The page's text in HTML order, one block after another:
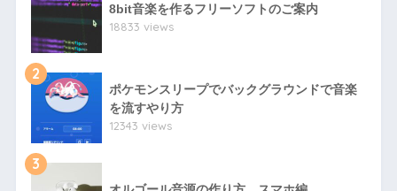
8bit音楽を作るフリーソフトのご案内
18833 views
2
ポケモンスリープでバックグラウンドで音楽
を流すやり方
12343 views
3